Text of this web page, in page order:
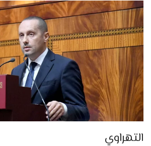
التهراوي